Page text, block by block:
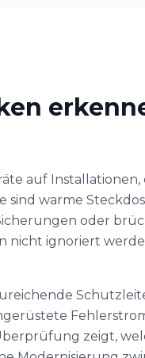
auf Installationen,
sind warme
oder
nicht ignoriert
zeigt,